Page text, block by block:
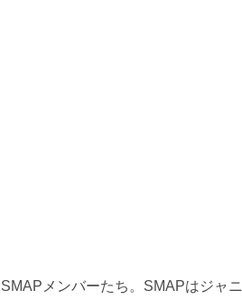
メンバーたち。SMAPはジャニ